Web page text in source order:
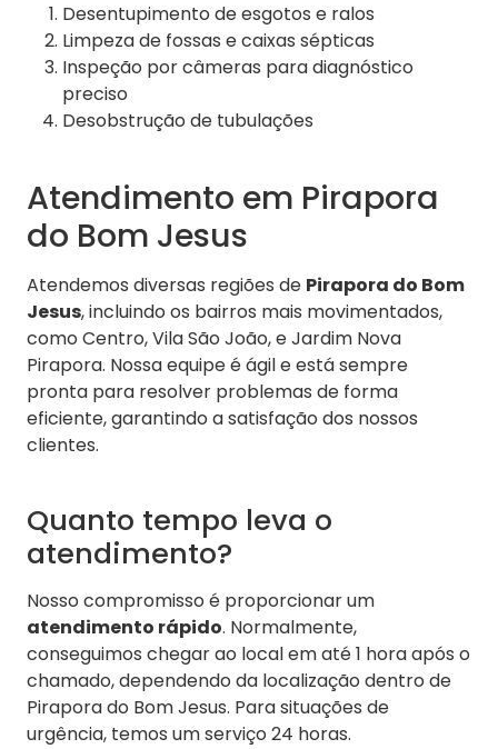
Desentupimento de esgotos e ralos
Limpeza de fossas e caixas sépticas
Inspeção por câmeras para diagnóstico
preciso
Desobstrução de tubulações
Atendimento em Pirapora
do Bom Jesus
Atendemos diversas regiões de Pirapora do Bom
Jesus, incluindo os bairros mais movimentados,
como Centro, Vila São João, e Jardim Nova
Pirapora. Nossa equipe é ágil e está sempre
pronta para resolver problemas de forma
eficiente, garantindo a satisfação dos nossos
clientes.
Quanto tempo leva o
atendimento?
Nosso compromisso é proporcionar um
atendimento rápido. Normalmente,
conseguimos chegar ao local em até 1 hora após o
chamado, dependendo da localização dentro de
Pirapora do Bom Jesus. Para situações de
urgência, temos um serviço 24 horas.